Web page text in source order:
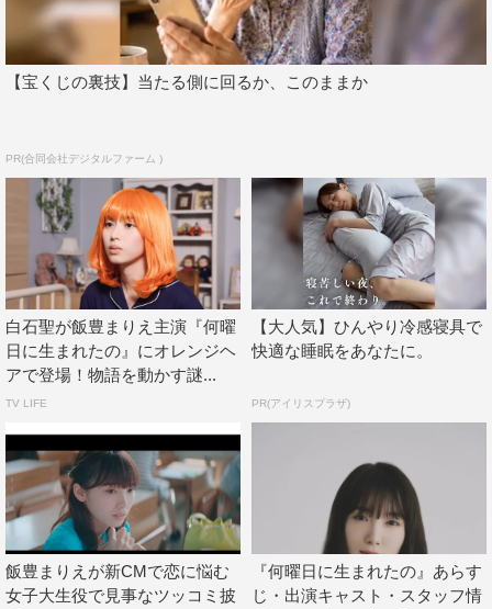
【宝くじの裏技】当たる側に回るか、このままか
PR(合同会社デジタルファーム )
白石聖が飯豊まりえ主演『何曜
日に生まれたの』にオレンジヘ
アで登場！物語を動かす謎...
TV LIFE
【大人気】ひんやり冷感寝具で
快適な睡眠をあなたに。
PR(アイリスプラザ)
飯豊まりえが新CMで恋に悩む
女子大生役で見事なツッコミ披
『何曜日に生まれたの』あらす
じ・出演キャスト・スタッフ情